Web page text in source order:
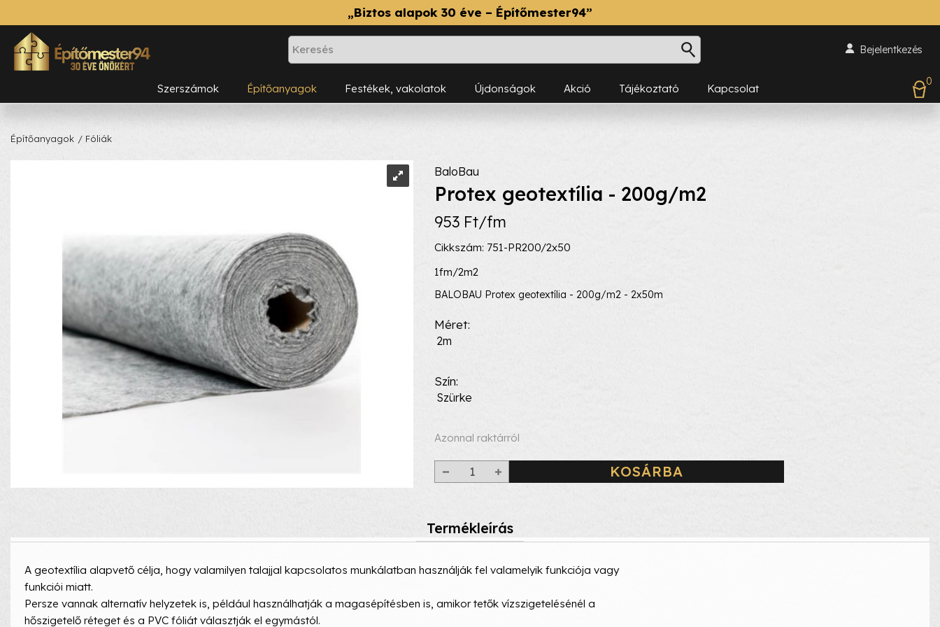
„Biztos alapok 30 éve – Építőmester94”
Bejelentkezés
Szerszámok Építőanyagok Festékek, vakolatok Újdonságok Akció Tájékoztató Kapcsolat
0
Építőanyagok / Fóliák
BaloBau
Protex geotextília - 200g/m2
953 Ft/fm
Cikkszám: 751-PR200/2x50
1fm/2m2
BALOBAU Protex geotextília - 200g/m2 - 2x50m
Méret
2m
Szín
Szürke
Azonnal raktárról
KOSÁRBA
Termékleírás
A geotextília alapvető célja, hogy valamilyen talajjal kapcsolatos munkálatban használják fel valamelyik funkciója vagy
funkciói miatt.
Persze vannak alternatív helyzetek is, például használhatják a magasépítésben is, amikor tetők vízszigetelésénél a
hőszigetelő réteget és a PVC fóliát választják el egymástól.